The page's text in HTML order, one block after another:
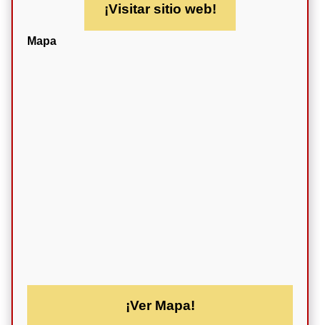
¡Visitar sitio web!
Mapa
¡Ver Mapa!